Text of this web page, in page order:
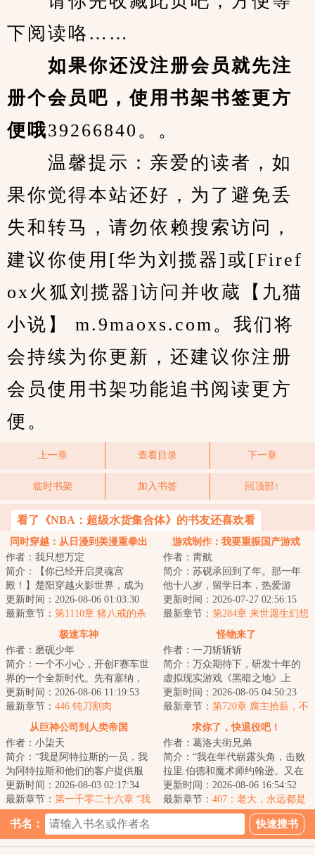
下阅读咯……
如果你还没注册会员就先注
册个会员吧，使用书架书签更方
便哦39266840。。
温馨提示：亲爱的读者，如
果你觉得本站还好，为了避免丢
失和转马，请勿依赖搜索访问，
建议你使用[华为刘揽器]或[Firef
ox火狐刘揽器]访问并收蔵【九猫
小说】 m.9maoxs.com。我们将
会持续为你更新，还建议你注册
会员使用书架功能追书阅读更方
便。
上一章 查看目录 下一章
临时书架 加入书签 回顶部↑
看了《NBA：超级水货集合体》的书友还喜欢看
同时穿越：从日漫到美漫重拳出
击
作者：我只想万定
简介：【你已经开启灵魂宫
殿！】楚阳穿越火影世界，成为
千手一族一员，但似乎穿越的有
点早，穿越忍村都还...
更新时间：2026-08-06 01:03:30
最新章节： 第1110章 猪八戒的杀
游戏制作：我要重振国产游戏
作者：靑航
简介：苏砚承回到了年。那一年
他十八岁，留学日本，热爱游
戏，怒怼科乐美。那一年，他开
始对未来有好多奢...
更新时间：2026-07-27 02:56:15
最新章节： 第284章 来世愿生幻想
极速车神
作者：磨砚少年
简介：一个不小心，开创F赛车世
界的一个全新时代。先有塞纳，
再有舒马赫，然后就是...
更新时间：2026-08-06 11:19:53
最新章节： 446 钝刀割肉
怪物来了
作者：一刀斩斩斩
简介：万众期待下，研发十年的
虚拟现实游戏《黑暗之地》上
线，但高昂的售价让无数等待已
经的玩家心生退却...
更新时间：2026-08-05 04:50:23
最新章节： 第720章 腐主拾薪，不
从巨神公司到人类帝国
作者：小柒天
简介：“我是阿特拉斯的一员，我
为阿特拉斯和他们的客户提供服
务，我将永远把阿特拉斯的利益
放在第一位，...
更新时间：2026-08-03 02:17:34
最新章节： 第一千零二十六章 “我
只是提供了技术层面上的可行性
评估”
求你了，快退役吧！
作者：葛洛夫街兄弟
简介：“我在年代崭露头角，击败
拉里.伯德和魔术师约翰逊。又在
年代统治一切，压制了迈克尔.乔
丹和查尔斯...
更新时间：2026-08-06 16:54:52
最新章节： 407：老大，永远都是
老大
书名：